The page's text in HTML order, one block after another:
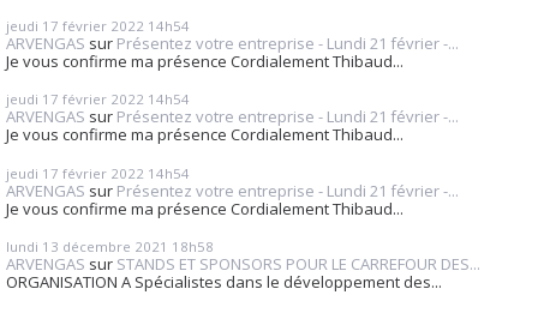
jeudi 17 février 2022 14h54
ARVENGAS sur Présentez votre entreprise - Lundi 21 février -...
Je vous confirme ma présence Cordialement Thibaud...
jeudi 17 février 2022 14h54
ARVENGAS sur Présentez votre entreprise - Lundi 21 février -...
Je vous confirme ma présence Cordialement Thibaud...
jeudi 17 février 2022 14h54
ARVENGAS sur Présentez votre entreprise - Lundi 21 février -...
Je vous confirme ma présence Cordialement Thibaud...
lundi 13 décembre 2021 18h58
ARVENGAS sur STANDS ET SPONSORS POUR LE CARREFOUR DES...
ORGANISATION A Spécialistes dans le développement des...